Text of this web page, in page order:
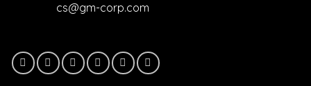
cs@gm-corp.com